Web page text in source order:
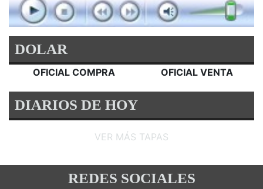
DOLAR
OFICIAL COMPRA OFICIAL VENTA
DIARIOS DE HOY
VER MÁS TAPAS
REDES SOCIALES